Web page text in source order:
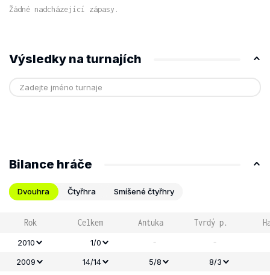
Žádné nadcházející zápasy.
Výsledky na turnajích
Bilance hráče
Dvouhra Čtyřhra Smíšené čtyřhry
Rok Celkem Antuka Tvrdý p.
2010 1/0 - -
2009 14/14 5/8
8/3